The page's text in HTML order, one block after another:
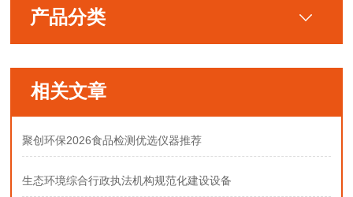
产品分类
相关文章
聚创环保2026食品检测优选仪器推荐
生态环境综合行政执法机构规范化建设设备